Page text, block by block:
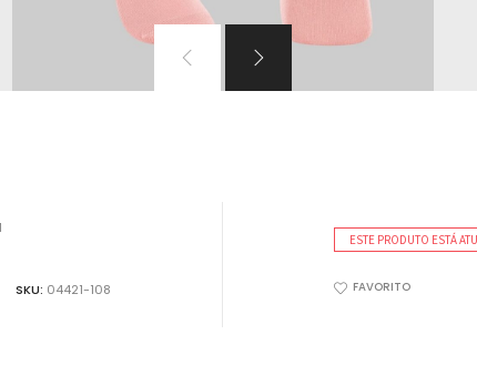
VER TODOS PRODUTOS
SKU: 04421-108
ESTE PRODUTO ESTÁ
FAVORITO